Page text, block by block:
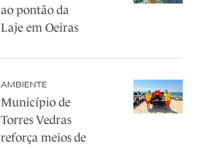
ao pontão da
Laje em Oeiras
AMBIENTE
Município de
Torres Vedras
reforça meios de